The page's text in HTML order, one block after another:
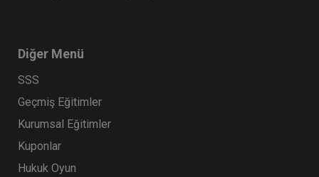
Diğer Menü
SSS
Geçmiş Eğitimler
Kurumsal Eğitimler
Kuponlar
Hukuk Oyun